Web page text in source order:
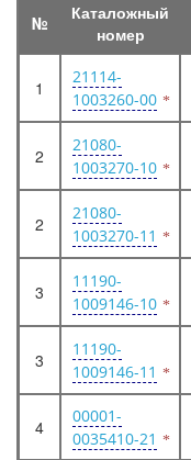
№
Каталожный
номер
1
21114-
1003260-00
2
21080-
1003270-10
2
21080-
1003270-11
3
11190-
1009146-10
3
11190-
1009146-11
4
00001-
0035410-21